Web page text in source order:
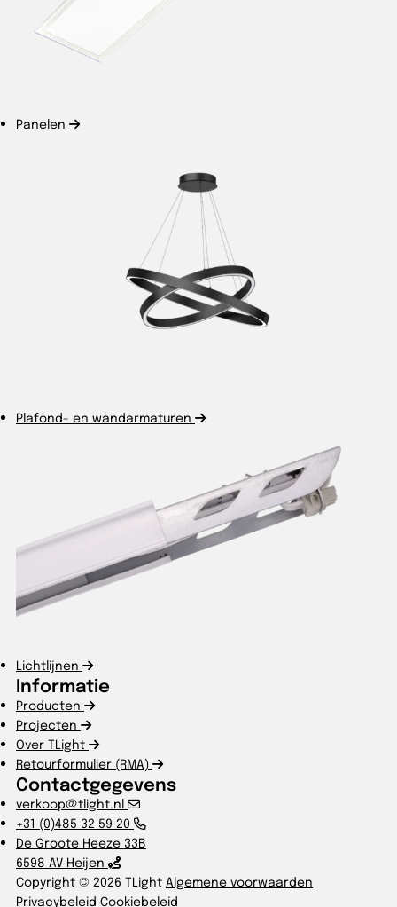
Panelen
Plafond- en wandarmaturen
Lichtlijnen
Informatie
Producten
Projecten
Over TLight
Retourformulier (RMA)
Contactgegevens
verkoop@tlight.nl
+31 (0)485 32 59 20
De Groote Heeze 33B
6598 AV Heijen
Copyright © 2026 TLight Algemene voorwaarden
Privacybeleid Cookiebeleid